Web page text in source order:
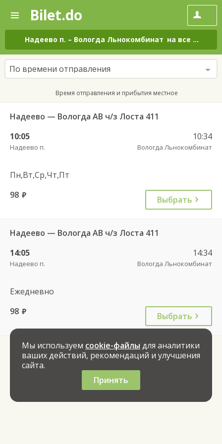
—
Поиск
и
покупка
билетов
на
автобус
онлайн
Bilet.do
Надеево п. – Вологда Льнокомбинат на все дни
По времени отправления
Время отправления и прибытия местное
Надеево — Вологда АВ ч/з Лоста 411
10:05
Надеево п.
10:34
Вологда Льнокомбинат
Пн,Вт,Ср,Чт,Пт
98 руб. Выбрать
Надеево — Вологда АВ ч/з Лоста 411
14:05
Надеево п.
14:34
Вологда Льнокомбинат
Ежедневно
98 руб. Выбрать
Мы используем cookie-файлы для аналитики
ваших действий, рекомендаций и улучшения
сайта.
Принять